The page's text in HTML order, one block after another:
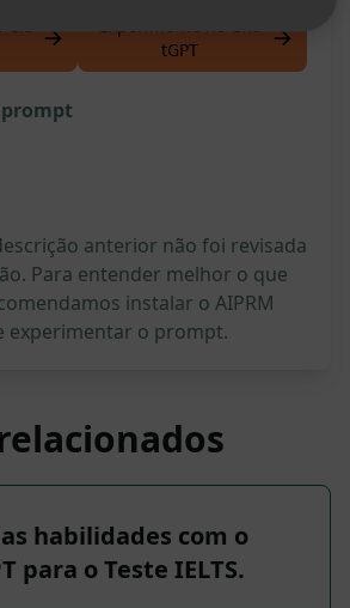
Cla
Experimente no Cha
tGPT
anterior não foi revisada
Para entender melhor o que
instalar o AIPRM
experimentar o prompt.
habilidades com o
para o Teste IELTS.